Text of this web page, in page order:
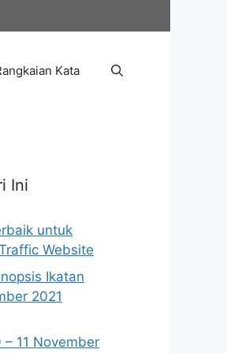
Kata
Ini
untuk
Website
Ikatan
2021
11 November